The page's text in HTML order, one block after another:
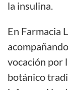
la insulina.
En Farmacia
vocación por
botánico